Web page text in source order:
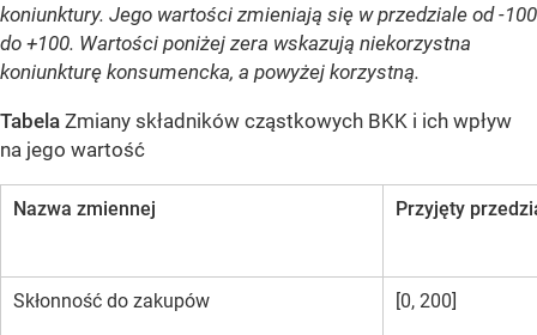
koniunktury. Jego wartości zmieniają się w przedziale od -100
do +100. Wartości poniżej zera wskazują niekorzystna
koniunkturę konsumencka, a powyżej korzystną.
Tabela Zmiany składników cząstkowych BKK i ich wpływ
na jego wartość
Nazwa zmiennej Przyjęty
Skłonność do zakupów [0, 200]